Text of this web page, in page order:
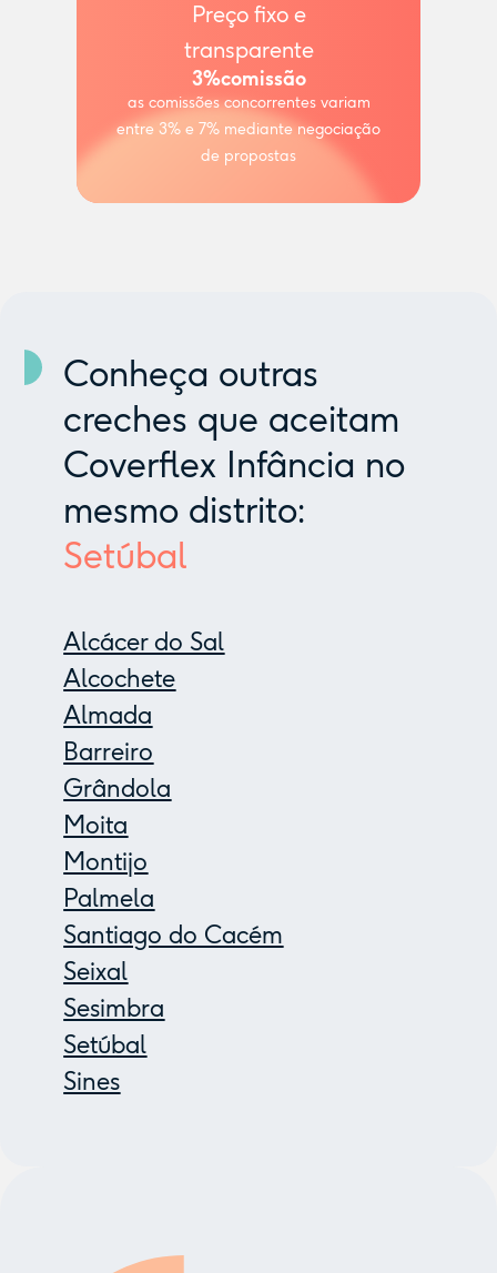
Preço fixo e
transparente
3%comissão
as comissões concorrentes variam
entre 3% e 7% mediante negociação
de propostas
Conheça outras
creches que aceitam
Coverflex Infância no
mesmo distrito:
Setúbal
Alcácer do Sal
Alcochete
Almada
Barreiro
Grândola
Moita
Montijo
Palmela
Santiago do Cacém
Seixal
Sesimbra
Setúbal
Sines